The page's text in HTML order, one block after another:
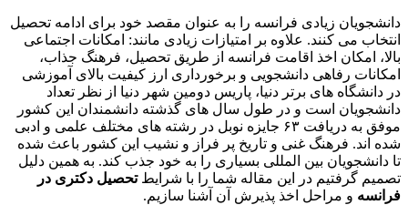
دانشجویان زیادی فرانسه را به عنوان مقصد خود برای ادامه تحصیل
انتخاب می کنند. علاوه بر امتیازات زیادی مانند: امکانات اجتماعی
بالا، امکان اخذ اقامت فرانسه از طریق تحصیل، فرهنگ جذاب،
امکانات رفاهی دانشجویی و برخورداری ارز کیفیت بالای آموزشی
در دانشگاه های برتر دنیا، پاریس دومین شهر دنیا از نظر تعداد
دانشجویان است و در طول سال های گذشته دانشمندان این کشور
موفق به دریافت ۶۳ جایزه نوبل در رشته های مختلف علمی و ادبی
شده اند. فرهنگ غنی و تاریخ پر فراز و نشیب این کشور باعث شده
تا دانشجویان بین المللی بسیاری را به خود جذب کند. به همین دلیل
تصمیم گرفتیم در این مقاله شما را با شرایطتحصیل دکتری در
فرانسه و مراحل اخذ پذیرش آن آشنا سازیم.